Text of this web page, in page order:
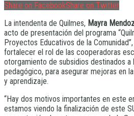
Share on FacebookShare on Twitter
La intendenta de Quilmes, Mayra
acto de presentación del programa
Proyectos Educativos de la
fortalecer el rol de las cooperadoras
otorgamiento de subsidios destinados
pedagógico, para asegurar mejoras en
y aprendizaje.
“Hay dos motivos importantes en este
estamos viendo la finalización de este